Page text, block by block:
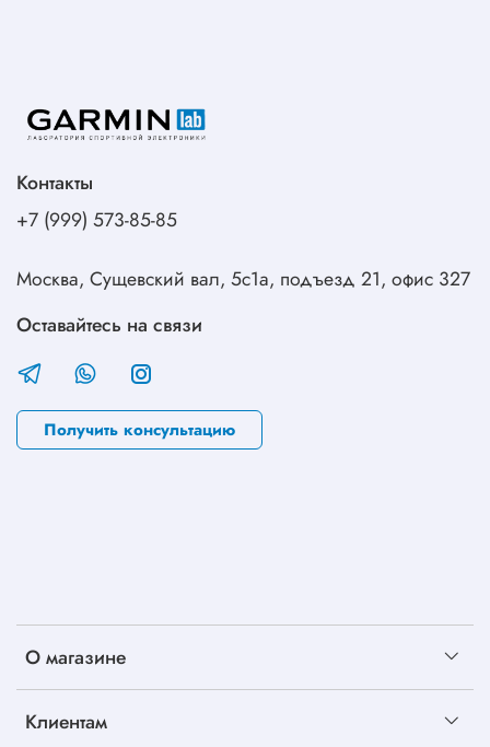
О магазине
Клиентам
Контакты
+7 (999) 573-85-85
Москва, Сущевский вал, 5с1а, подъезд 21, офис 327
Оставайтесь на связи
Получить консультацию